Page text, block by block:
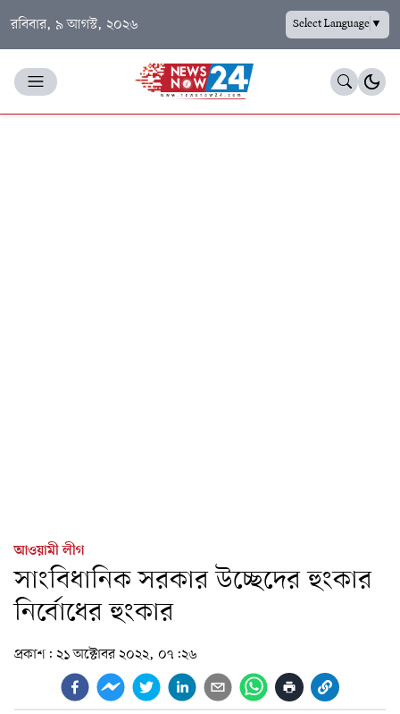
রবিবার, ৯ আগস্ট, ২০২৬ Select Language▼
আওয়ামী লীগ
সাংবিধানিক সরকার উচ্ছেদের হুংকার
নির্বোধের হুংকার
প্রকাশ: ২১ অক্টোবর ২০২২, ০৭:২৬